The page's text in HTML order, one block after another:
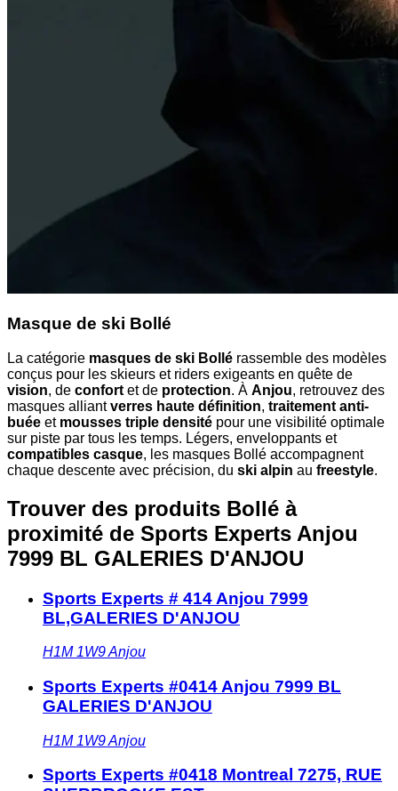
Masque de ski Bollé
La catégorie masques de ski Bollé rassemble des modèles
conçus pour les skieurs et riders exigeants en quête de
vision, de confort et de protection. À Anjou, retrouvez des
masques alliantverres haute définition, traitement anti-
buée et mousses triple densité pour une visibilité optimale
sur piste par tous les temps. Légers, enveloppants et
compatibles casque, les masques Bollé accompagnent
chaque descente avec précision, du ski alpin au freestyle.
Trouver des produits Bollé à
proximité de Sports Experts Anjou
7999 BL GALERIES D'ANJOU
Sports Experts # 414 Anjou 7999
BL,GALERIES D'ANJOU
H1M 1W9Anjou
Sports Experts #0414 Anjou 7999 BL
GALERIES D'ANJOU
H1M 1W9Anjou
Sports Experts #0418 Montreal 7275, RUE